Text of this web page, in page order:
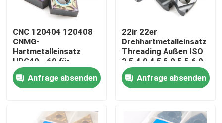
Heim
CNC 120404 120408
CNMG-
Hartmetalleinsatz
HRC40 - 60 für
Drehenstahl
Anfrage absenden
22ir 22er
Drehhartmetalleinsatz
Threading Außen ISO
3,5 4,0 4,5 5,0 5,5 6,0
Anfrage absenden